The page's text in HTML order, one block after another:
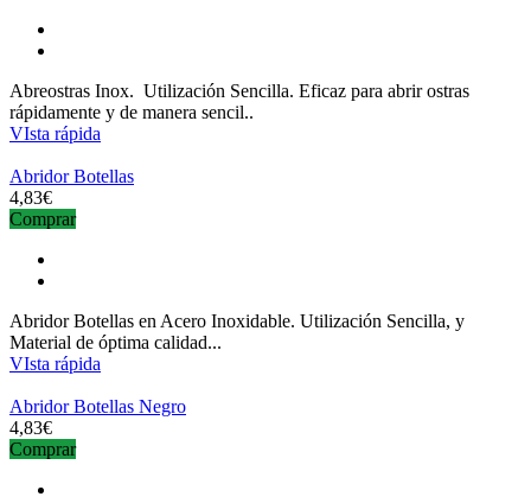
Abreostras Inox. Utilización Sencilla. Eficaz para abrir ostras
rápidamente y de manera sencil..
VIsta rápida
Abridor Botellas
4,83€
Comprar
Abridor Botellas en Acero Inoxidable. Utilización Sencilla, y
Material de óptima calidad...
VIsta rápida
Abridor Botellas Negro
4,83€
Comprar